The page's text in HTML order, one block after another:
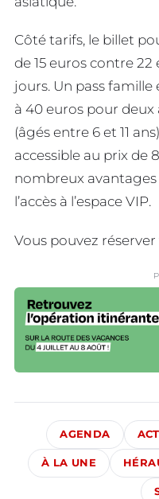
Côté tarifs, le billet
de 15 euros contre
jours. Un pass
à 40 euros pour
(âgés entre 6 et 11
accessible au prix de
nombreux
l’accès à l’espace VIP.
Vous pouvez
AGENDA
À LA UNE